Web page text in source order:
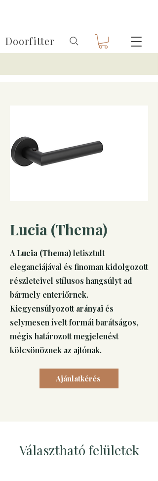
Doorfitter
Lucia (Thema)
A Lucia (Thema)letisztult
eleganciájával és finoman kidolgozott
részleteivel stílusos hangsúlyt ad
bármely enteriőrnek.
Kiegyensúlyozott arányai és
selymesen ívelt formái barátságos,
mégis határozott megjelenést
kölcsönöznek az ajtónak.
Ajánlatkérés
Választható felületek